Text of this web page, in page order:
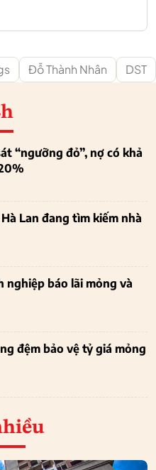
Đỗ Thành Nhân DST
“ngưỡng đỏ”, nợ có khả
Lan đang tìm kiếm nhà
nghiệp báo lãi mỏng và
đệm bảo vệ tỷ giá mỏng